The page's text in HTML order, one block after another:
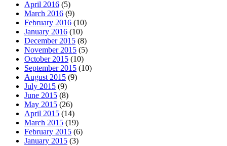
April 2016 (5)
March 2016 (9)
February 2016 (10)
January 2016 (10)
December 2015 (8)
November 2015 (5)
October 2015 (10)
September 2015 (10)
August 2015 (9)
July 2015 (9)
June 2015 (8)
May 2015 (26)
April 2015 (14)
March 2015 (19)
February 2015 (6)
January 2015 (3)